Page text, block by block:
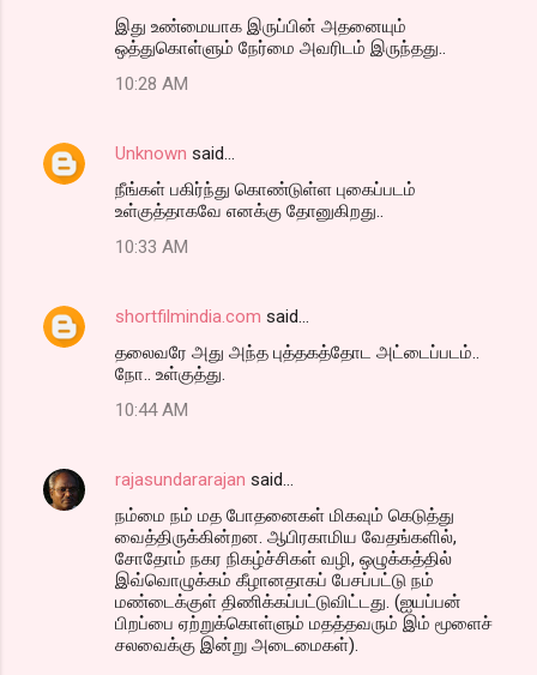
இது உண்மையாக இருப்பின் அதனையும்
ஒத்துகொள்ளும் நேர்மை அவரிடம் இருந்தது..
10:28 AM
Unknown said…
நீங்கள் பகிர்ந்து கொண்டுள்ள புகைப்படம்
உள்குத்தாகவே எனக்கு தோனுகிறது..
10:33 AM
shortfilmindia.com said…
தலைவரே அது அந்த புத்தகத்தோட அட்டைப்படம்..
நோ.. உள்குத்து.
10:44 AM
rajasundararajan said…
நம்மை நம் மத போதனைகள் மிகவும் கெடுத்து
வைத்திருக்கின்றன. ஆபிரகாமிய வேதங்களில்,
சோதோம் நகர நிகழ்ச்சிகள் வழி, ஒழுக்கத்தில்
இவ்வொழுக்கம் கீழானதாகப் பேசப்பட்டு நம்
மண்டைக்குள் திணிக்கப்பட்டுவிட்டது. (ஐயப்பன்
பிறப்பை ஏற்றுக்கொள்ளும் மதத்தவரும் இம் மூளைச்
சலவைக்கு இன்று அடைமைகள்).